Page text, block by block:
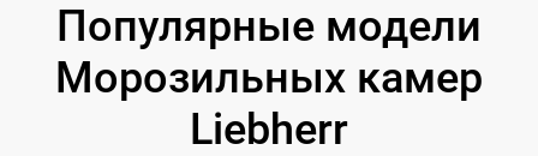
Популярные модели
Морозильных камер
Liebherr